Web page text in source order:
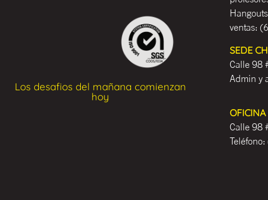
Los desafios del mañana comienzan
hoy
ventas:
SEDE
Calle 98
Admin y
Calle 98
Teléfono: